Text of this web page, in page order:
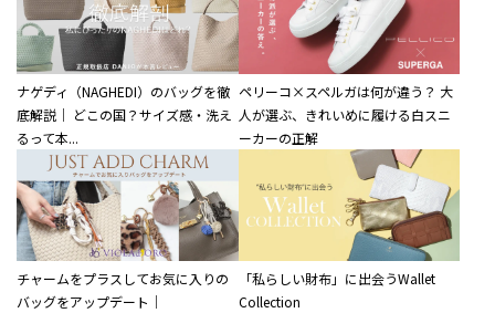
ナゲディ（NAGHEDI）のバッグを徹
底解説｜ どこの国？サイズ感・洗え
るって本...
ペリーコ×スペルガは何が違う？ 大
人が選ぶ、きれいめに履ける白スニ
ーカーの正解
チャームをプラスしてお気に入りの
バッグをアップデート｜
「私らしい財布」に出会うWallet
Collection